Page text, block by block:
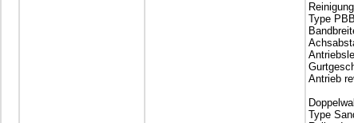
Type
Antrieb
Type